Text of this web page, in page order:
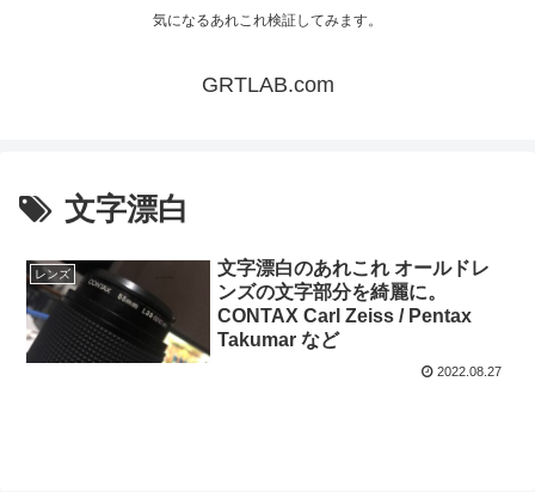
気になるあれこれ検証してみます。
GRTLAB.com
文字漂白
レンズ
文字漂白のあれこれ オールドレ
ンズの文字部分を綺麗に。
CONTAX Carl Zeiss / Pentax
Takumar など
2022.08.27